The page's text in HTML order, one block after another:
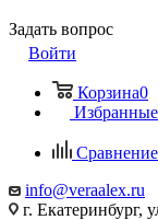
Задать вопрос
Войти
Корзина0
info@veraalex.ru
г. Екатеринбург,